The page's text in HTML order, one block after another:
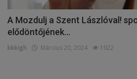
A Mozdulj a Szent Lászlóval!
elődöntőjének...
bkkigh Március 20, 2024 1922